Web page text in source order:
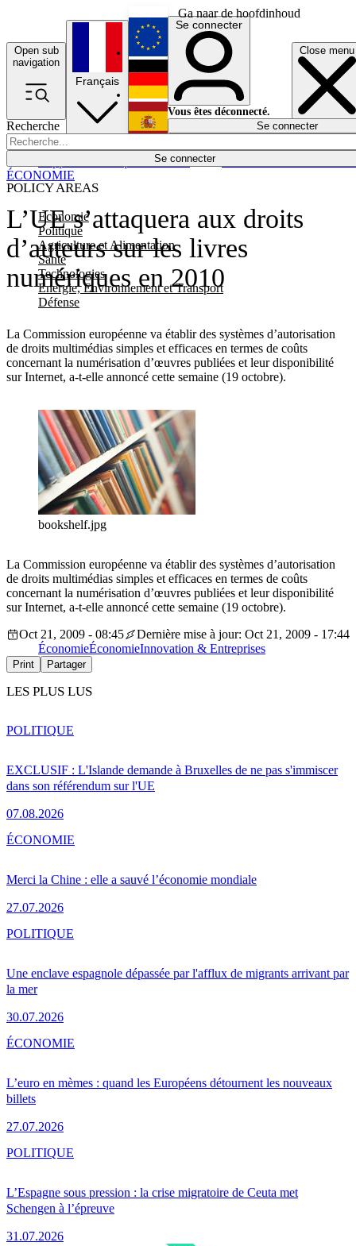
Ga naar de hoofdinhoud
Open sub
navigation
Close menu
Recherche
Se connecter
POLICY AREAS
Economie
Politique
Agriculture et Alimentation
Santé
Technologies
Energie, Environnement et Transport
Défense
Économie
Français
English
Deutsch
Español
Se connecter
Vous êtes déconnecté.
Se connecter
L’UE s’attaquera aux droits
d’auteurs sur les livres
numériques en 2010
La Commission européenne va établir des systèmes d’autorisation
de droits multimédias simples et efficaces en termes de coûts
concernant la numérisation d’œuvres publiées et leur disponibilité
sur Internet, a-t-elle annoncé cette semaine (19 octobre).
ÉCONOMIE
bookshelf.jpg
La Commission européenne va établir des systèmes d’autorisation
de droits multimédias simples et efficaces en termes de coûts
concernant la numérisation d’œuvres publiées et leur disponibilité
sur Internet, a-t-elle annoncé cette semaine (19 octobre).
Oct 21, 2009 - 08:45
Dernière mise à jour: Oct 21, 2009 - 17:44
ÉconomieÉconomieInnovation & Entreprises
Print Partager
LES PLUS LUS
EXCLUSIF : L'Islande demande à Bruxelles de ne pas s'immiscer
dans son référendum sur l'UE
07.08.2026
POLITIQUE
Merci la Chine : elle a sauvé l’économie mondiale
27.07.2026
ÉCONOMIE
Une enclave espagnole dépassée par l'afflux de migrants arrivant par
la mer
30.07.2026
POLITIQUE
L’euro en mèmes : quand les Européens détournent les nouveaux
billets
27.07.2026
ÉCONOMIE
L’Espagne sous pression : la crise migratoire de Ceuta met
Schengen à l’épreuve
31.07.2026
POLITIQUE